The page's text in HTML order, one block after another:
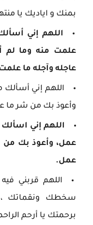
بمنك و اياديك يا
اللهم إني
علمت منه وما لم
عاجله وآجله ما
اللهم إني
وأعوذ بك من شر ما
اللهم إني
عمل، وأعوذ بك من
عمل.
اللهم قربني
سخطك ونقماتك ،
برحمتك يا أرحم